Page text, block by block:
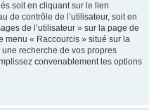
soit en cliquant sur le lien
de contrôle de l’utilisateur, soit en
de l’utilisateur » sur la page de
menu « Raccourcis » situé sur la
recherche de vos propres
convenablement les options